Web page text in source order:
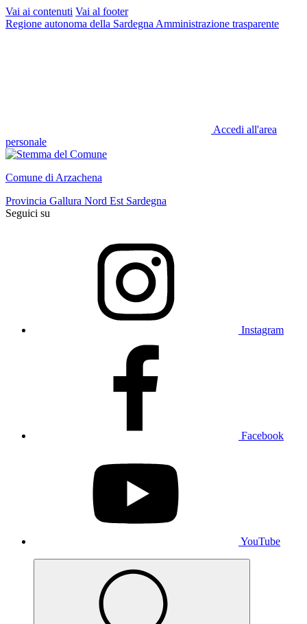
Vai ai contenuti Vai al footer
Regione autonoma della Sardegna Amministrazione trasparente
Accedi all'area
personale
Comune di Arzachena
Provincia Gallura Nord Est Sardegna
Seguici su
Instagram
Facebook
YouTube